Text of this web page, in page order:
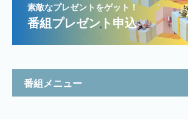
素敵なプレゼントをゲット！
番組プレゼント申込
番組メニュー